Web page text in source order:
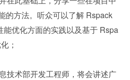
的方法。听众可以了解 Rspack
能优化方面的实践以及基于 Rspa
；
技术部开发工程师，将会讲述广